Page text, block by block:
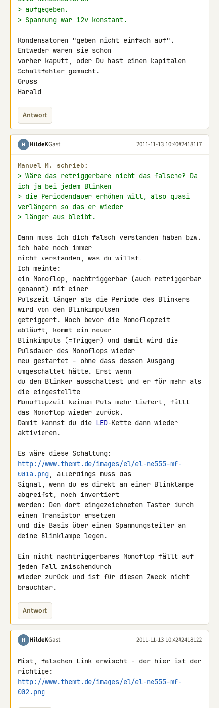
> aufgegeben.
> Spannung war 12v konstant.
Kondensatoren "geben nicht einfach auf".
Entweder waren sie schon
vorher kaputt, oder Du hast einen kapitalen
Schaltfehler gemacht.
Gruss
Harald
Antwort
H HildeKGast 2011-11-13 10:40#2418117
Manuel M. schrieb:
> Wäre das retriggerbare nicht das falsche? Da
ich ja bei jedem Blinken
> die Periodendauer erhöhen will, also quasi
verlängern so das er wieder
> länger aus bleibt.
Dann muss ich dich falsch verstanden haben bzw.
ich habe noch immer
nicht verstanden, was du willst.
Ich meinte:
ein Monoflop, nachtriggerbar (auch retriggerbar
genannt) mit einer
Pulszeit länger als die Periode des Blinkers
wird von den Blinkimpulsen
getriggert. Noch bevor die Monoflopzeit
abläuft, kommt ein neuer
Blinkimpuls (=Trigger) und damit wird die
Pulsdauer des Monoflops wieder
neu gestartet - ohne dass dessen Ausgang
umgeschaltet hätte. Erst wenn
du den Blinker ausschaltest und er für mehr als
die eingestellte
Monoflopzeit keinen Puls mehr liefert, fällt
das Monoflop wieder zurück.
Damit kannst du die LED-Kette dann wieder
aktivieren.
http://www.themt.de/images/el/el-ne555-mf-
001a.png , allerdings muss das
Signal, wenn du es direkt an einer Blinklampe
abgreifst, noch invertiert
werden: Den dort eingezeichneten Taster durch
einen Transistor ersetzen
und die Basis über einen Spannungsteiler an
deine Blinklampe legen.
Ein nicht nachtriggerbares Monoflop fällt auf
jeden Fall zwischendurch
wieder zurück und ist für diesen Zweck nicht
brauchbar.
Antwort
H HildeKGast 2011-11-13 10:42#2418122
Mist, falschen Link erwischt - der hier ist der
http://www.themt.de/images/el/el-ne555-mf-
002.png